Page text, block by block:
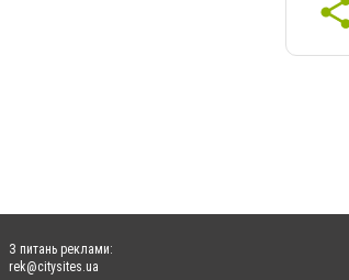
З питань реклами:
rek@citysites.ua